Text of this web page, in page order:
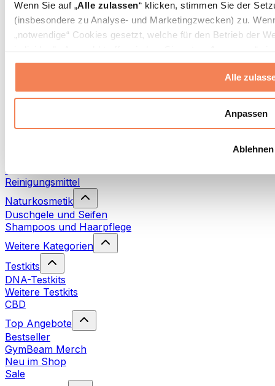
Wenn Sie auf „Alle zulassen“ klicken, stimmen Sie der
(insbesondere zu Analyse- und Marketingzwecken) zu.
„notwendige“ Cookies gesetzt, welche für den Betrieb der
individuelle Auswahl treffen, indem Sie unter „Anpassen“
erlauben“ klicken.
Weitere Informationen über die Verarbeitung Ihrer Daten
Datenschutzerklärung
Alle
Anpassen
Ablehnen
Zubehör nach Aktivität
Laufen
Kampfsport
Yoga & Pilates
Wandern
Rotlichttherapie
Waschmittel
Reinigungsmittel
Naturkosmetik
Duschgele und Seifen
Shampoos und Haarpflege
Weitere Kategorien
Testkits
DNA-Testkits
Weitere Testkits
CBD
Top Angebote
Bestseller
GymBeam Merch
Neu im Shop
Sale